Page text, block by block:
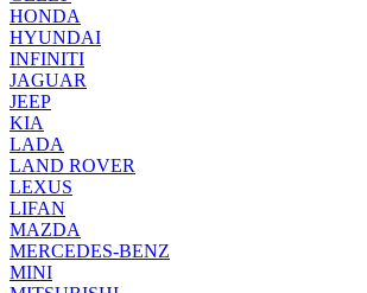
HONDA
HYUNDAI
INFINITI
JAGUAR
JEEP
KIA
LADA
LAND ROVER
LEXUS
LIFAN
MAZDA
MERCEDES-BENZ
MINI